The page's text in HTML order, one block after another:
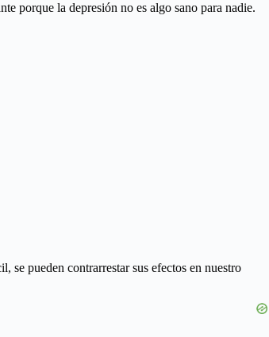
porque la depresión no es algo sano para nadie.
se pueden contrarrestar sus efectos en nuestro